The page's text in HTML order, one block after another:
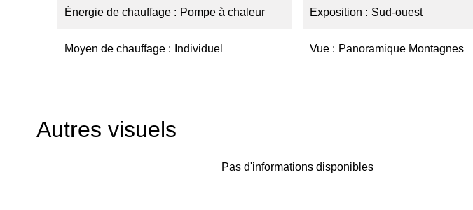
Énergie de chauffage Pompe à chaleur
Moyen de chauffage Individuel
Exposition Sud-ouest
Vue Panoramique Montagnes
Autres visuels
Pas d'informations disponibles